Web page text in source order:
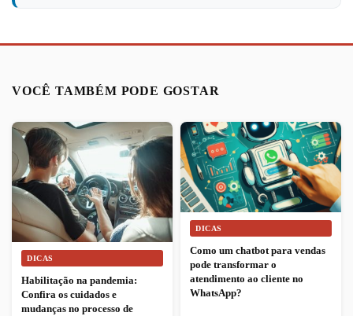
VOCÊ TAMBÉM PODE GOSTAR
DICAS
Habilitação na pandemia:
Confira os cuidados e
mudanças no processo de
DICAS
Como um chatbot para vendas
pode transformar o
atendimento ao cliente no
WhatsApp?